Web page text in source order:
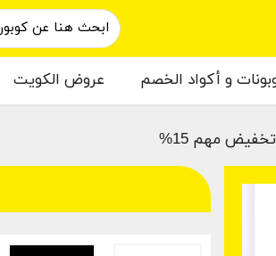
و أكواد الخصم عروض الكويت
مهم 15%